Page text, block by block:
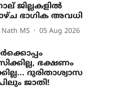
ജില്ലകളിൽ
ഭാഗിക അവധി
MS 05 Aug 2026
ഭക്ഷണം
ദുരിതാശ്വാസ
ജാതി!